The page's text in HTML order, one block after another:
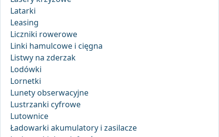
Latarki
Leasing
Liczniki rowerowe
Linki hamulcowe i cięgna
Listwy na zderzak
Lodówki
Lornetki
Lunety obserwacyjne
Lustrzanki cyfrowe
Lutownice
Ładowarki akumulatory i zasilacze